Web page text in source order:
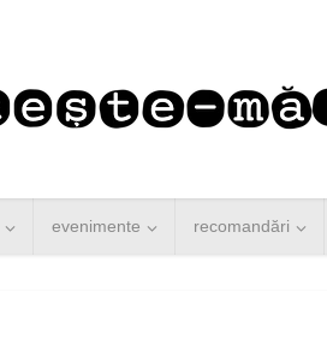
evenimente recomandări